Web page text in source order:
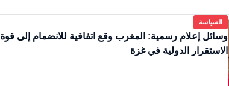
السياسة
وسائل إعلام رسمية: المغرب وقع اتفاقية للانضمام إلى قوة
الاستقرار الدولية في غزة